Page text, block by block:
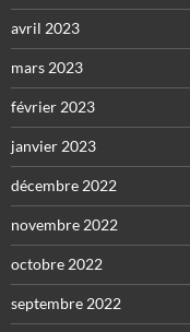
avril 2023
mars 2023
février 2023
janvier 2023
décembre 2022
novembre 2022
octobre 2022
septembre 2022